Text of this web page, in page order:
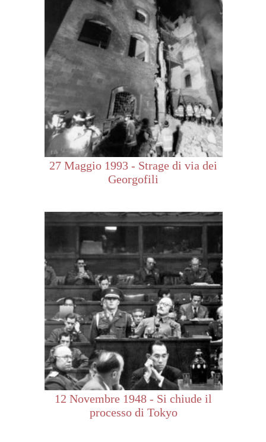
27 Maggio 1993 - Strage di via dei
Georgofili
12 Novembre 1948 - Si chiude il
processo di Tokyo